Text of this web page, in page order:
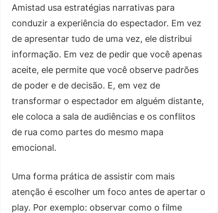
Amistad usa estratégias narrativas para
conduzir a experiência do espectador. Em vez
de apresentar tudo de uma vez, ele distribui
informação. Em vez de pedir que você apenas
aceite, ele permite que você observe padrões
de poder e de decisão. E, em vez de
transformar o espectador em alguém distante,
ele coloca a sala de audiências e os conflitos
de rua como partes do mesmo mapa
emocional.
Uma forma prática de assistir com mais
atenção é escolher um foco antes de apertar o
play. Por exemplo: observar como o filme